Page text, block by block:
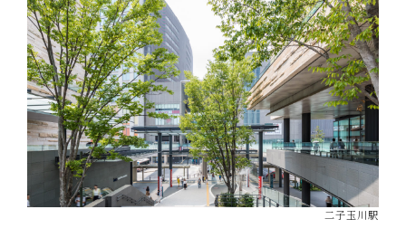
二子玉川駅